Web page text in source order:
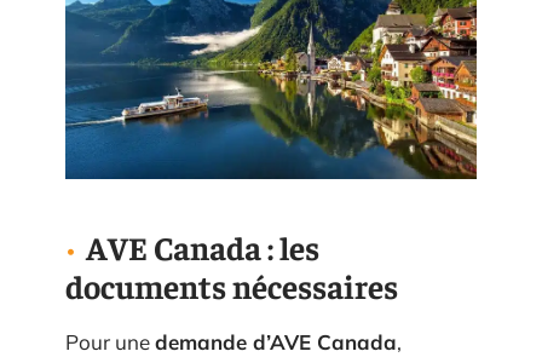
AVE Canada : les
documents nécessaires
Pour unedemande d’AVE Canada,